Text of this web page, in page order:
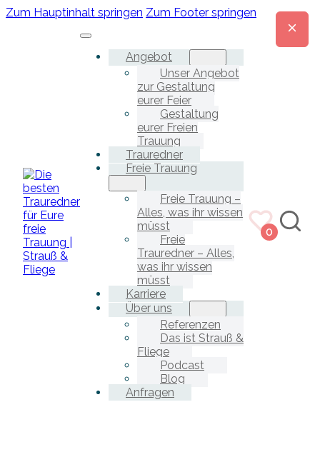
Zum Hauptinhalt springen Zum Footer springen
Angebot
Unser Angebot
zur Gestaltung
eurer Feier
Gestaltung
eurer Freien
Trauung
Trauredner
Freie Trauung
Freie Trauung –
Alles, was ihr wissen
müsst
Freie
Trauredner – Alles,
was ihr wissen
müsst
Karriere
Über uns
Referenzen
Das ist Strauß &
Fliege
Podcast
Blog
Anfragen
0